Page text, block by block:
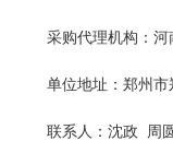
采购代理机构：河
单位地址：郑州市
联系人：沈政 周